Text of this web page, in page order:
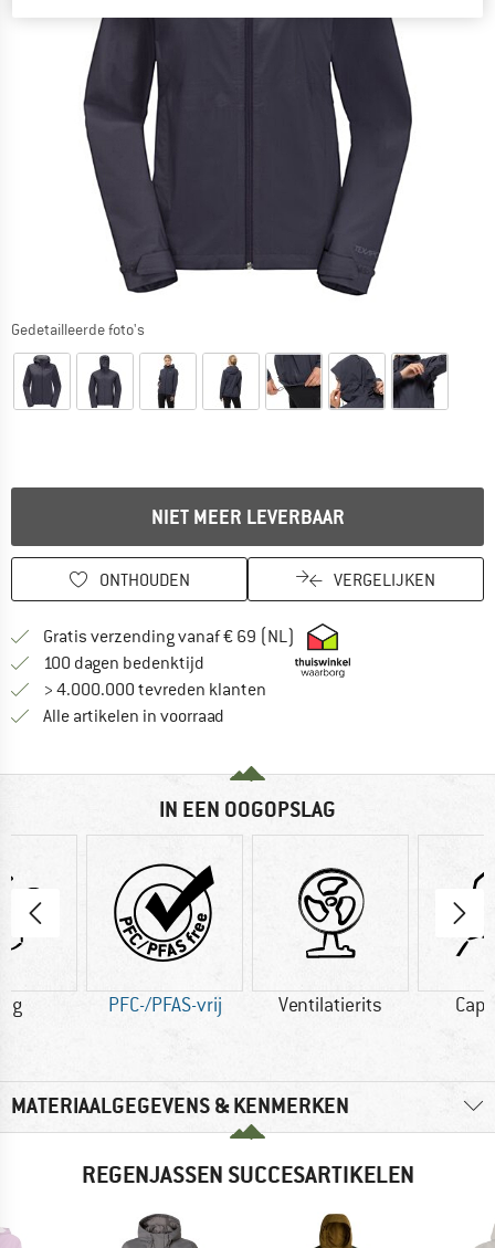
Gedetailleerde foto's
NIET MEER LEVERBAAR
ONTHOUDEN VERGELIJKEN
Gratis verzending vanaf € 69 (NL) Vind hier de
100 dagen bedenktijd Vind de betalingsinformatie hier!
> 4.000.000 tevreden klanten
Alle artikelen in voorraad
IN EEN OOGOPSLAG
g PFC-/PFAS-vrij Ventilatierits
MATERIAALGEGEVENS & KENMERKEN
REGENJASSEN SUCCESARTIKELEN